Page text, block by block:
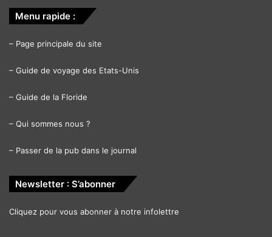
Menu rapide :
– Page principale du site
– Guide de voyage des Etats-Unis
– Guide de la Floride
– Qui sommes nous ?
– Passer de la pub dans le journal
Newsletter : S’abonner
Cliquez pour vous abonner à notre infolettre